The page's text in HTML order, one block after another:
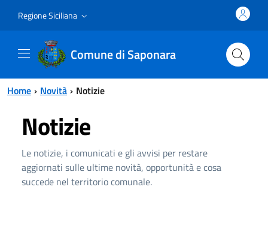
Regione Siciliana
Comune di Saponara
Home Novità Notizie
Notizie
Le notizie, i comunicati e gli avvisi per restare
aggiornati sulle ultime novità, opportunità e cosa
succede nel territorio comunale.